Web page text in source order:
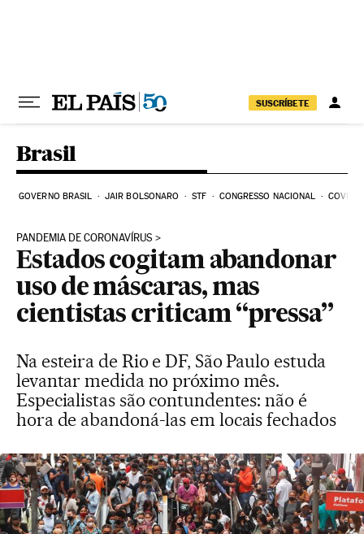
SUSCRÍBETE
Brasil
GOVERNO BRASIL JAIR BOLSONARO STF CONGRESSO NACIONAL COVID-
PANDEMIA DE CORONAVÍRUS
Estados cogitam abandonar
uso de máscaras, mas
cientistas criticam “pressa”
Na esteira de Rio e DF, São Paulo estuda
levantar medida no próximo mês.
Especialistas são contundentes: não é
hora de abandoná-las em locais fechados